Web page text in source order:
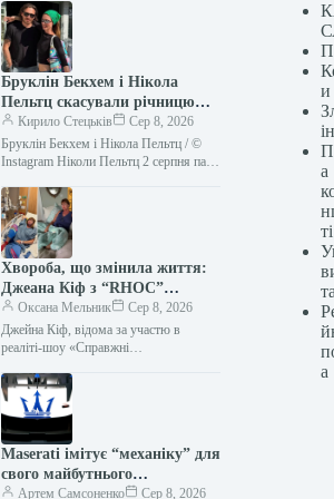
Бруклін Бекхем і Нікола
Пельтц скасували річницю
весілля: шокуюча причина
Кирило Стецьків
Сер 8, 2026
Бруклін Бекхем і Нікола Пельтц / ©
Instagram Ніколи Пельтц 2 серпня пара
другого, таємного, весілля.…
Хвороба, що змінила життя:
Джеана Кіф з “RHOC”
подолала рак язика
Оксана Мельник
Сер 8, 2026
Джейна Кіф, відома за участю в
реаліті-шоу «Справжні
зіткнулася з серйозними проблемами
зі здоров’ям. Зараз вона проходить…
Maserati імітує “механіку” для
свого майбутнього
електрокара
Артем Самсоненко Сер 8, 2026
и
а
ті
а